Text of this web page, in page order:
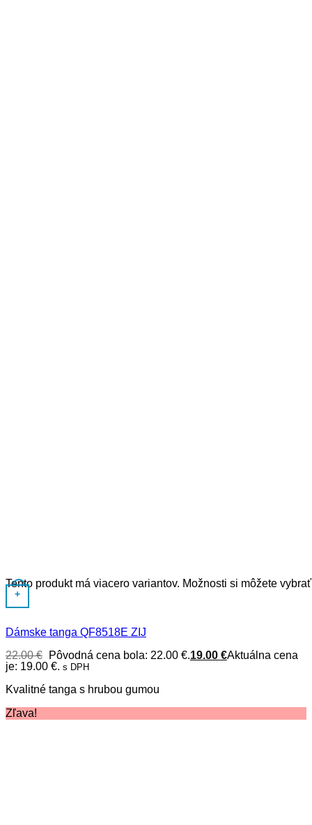
+
Tento produkt má viacero variantov. Možnosti si môžete
Dámske tanga QF8518E ZIJ
22.00€ Pôvodná cena bola: 22.00 €.19.00 €Aktuálna cena
je: 19.00 €. s DPH
Kvalitné tanga s hrubou gumou
Zľava!